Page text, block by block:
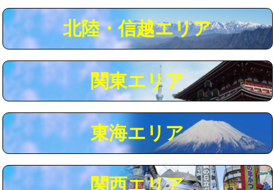
マス交換（土の掘削・埋め戻し作業） 11,000円~
マス交換（深さ50㎝以上） 66,000円
コンクリート斫り（厚さ10㎝まで） 27,500円
コンクリート斫り（厚さ10㎝超え） 38,500円
モルタル補修（厚さ10㎝まで） 27,500円
モルタル補修（厚さ10㎝超え） 38,500円
北陸・信越エリア
関東エリア
東海エリア
関西エリア